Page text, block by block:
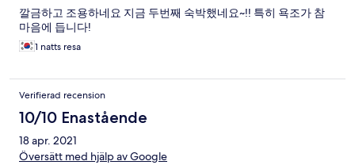
깔금하고 조용하네요 지금 두번째 숙박했네요~!! 특히 욕조가 참
마음에 듭니다!
1 natts resa
Verifierad recension
10/10 Enastående
18 apr. 2021
Översätt med hjälp av Google